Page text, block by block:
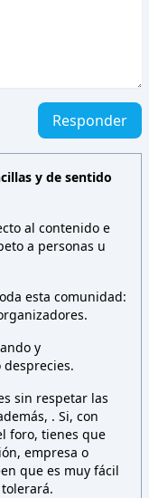
Responder
y de sentido
al contenido e
a personas u
esta comunidad:
y
sin respetar las
. Si, con
foro, tienes que
empresa o
que es muy fácil